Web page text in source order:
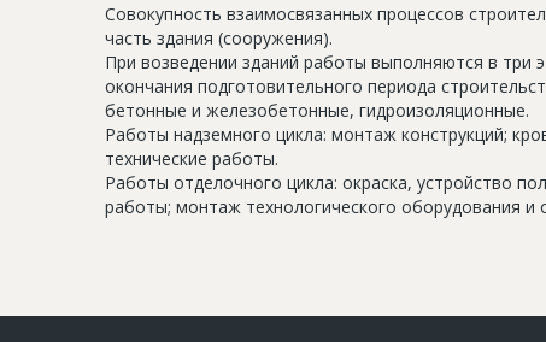
Совокупность взаимосвязанных процессов
часть здания (сооружения).
При возведении зданий работы выполняются в три
окончания подготовительного периода
бетонные и железобетонные, гидроизоляционные.
Работы надземного цикла: монтаж конструкций;
технические работы.
Работы отделочного цикла: окраска, устройство
работы; монтаж технологического оборудования и